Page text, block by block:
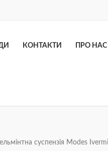
КОНТАКТИ ПРО НАС
суспензія Modes